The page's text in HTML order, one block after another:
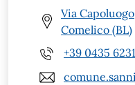
Via
Comelico (BL)
+39 0435